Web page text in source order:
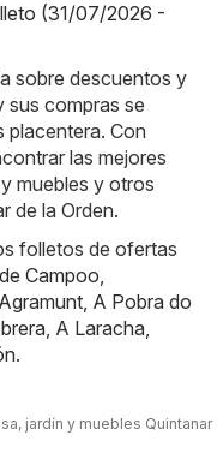
(31/07/2026 -
sobre descuentos y
sus compras se
placentera. Con
las mejores
muebles y otros
de la Orden.
folletos de ofertas
Campoo,
Agramunt, A Pobra do
, A Laracha,
.
jardín y muebles